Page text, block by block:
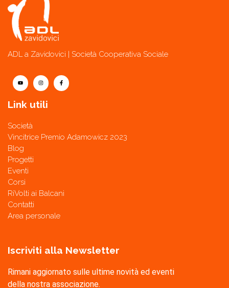
ADL a Zavidovici | Società Cooperativa Sociale
Link utili
Società
Vincitrice Premio Adamowicz 2023
Blog
Progetti
Eventi
Corsi
RiVolti ai Balcani
Contatti
Area personale
Iscriviti alla Newsletter
Rimani aggiornato sulle ultime novità ed eventi
della nostra associazione.